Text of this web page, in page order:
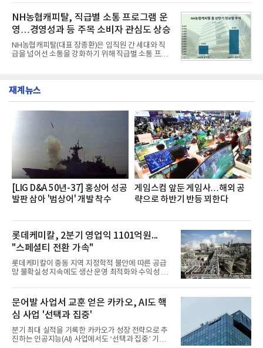
넘
혔다.‘동대문식 닭한마리 칼국수’는 예상을 뛰어넘는
소비자 호응에 힘입어 지난 7월 13일 첫 선을 보인 지
단 18일 만에 누적 판매량 50만 개를 돌파하는 성과를
거두었다.이번 신제품은 개발진이 전국의 닭한마리
전문점을 직접 찾아 다니며 최적의 육수 비율을 완성
했다. 자극적이지 않으면서도 깊은 닭육수에 마늘의
개운한 풍미를 더했으며, 국물이 잘 배어들면서도 쫄
서도
NH농협캐피탈, 직급별 소통 프로그램 운
영…경영성과 등 주목 소비자 관심도 상승
NH농협캐피탈(대표 장종환)은 임직원 간 세대와 직
급을 넘어선 소통을 강화하기 위해 직급별 소통 프로
영지원부 홍보팀과 2026년 새로이(e)＊가 공동 주관
쳐 진행됐다.참고로 새로이(e)는 NH농협캐피탈 MZ
세대들로(과장~계장) 구성된 자율 참여조직으로, 조
직문화 혁신과 업무 효율성 향상을 위한 다양한 활동
을 추진하며,새로운 변화와 이로운 영향력을 조직전
반에 전파하는 역할
재계뉴스
[LIG D&A 50년-37] 홍상어 성공
발판 삼아 '범상어' 개발 착수
게임스컴 앞둔 게임사…해외 공
략으로 하반기 반등 꾀한다
롯데케미칼, 2분기 영업익 1101억원...
"스페셜티 전환 가속"
롯데케미칼이 중동 지역 지정학적 불안에 따른 공급
망 불확실성 지속에도 생산 운영 최적화와 수익성 중
어갔다.롯데케미칼이 2026년 2분기 연결 기준 매출
액 5조6864억원, 영업이익 1101억원을 기록했다고 7
일 밝혔다. 사업별로는 기초화학 부문(롯데케미칼 기
초소재사업·LC타이탄·LC USA·롯데대산석화)이 매
출 3조9403억원, 영업이익 23억원을 기록했다. 정기
보수 영향과 원료 가격 변동에 따른 래깅 효과로 전분
기 대비 수익성은 둔화됐지만 흑자 전환 흐름을 유지
문어발 사업서 교훈 얻은 카카오, AI도 핵
심 사업 '선택과 집중'
분기 최대 실적을 기록한 카카오가 성장 전략으로 추
진하는 인공지능(AI) 사업에서도 ‘선택과 집중’ 기조